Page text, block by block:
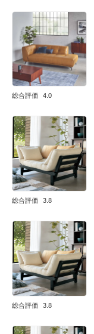
総合評価 4.0
総合評価 3.8
総合評価 3.8